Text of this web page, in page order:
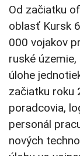
Od začiatku
oblasť Kursk
000 vojakov
ruské
úlohe
začiatku roku
poradcovia,
personál
nových